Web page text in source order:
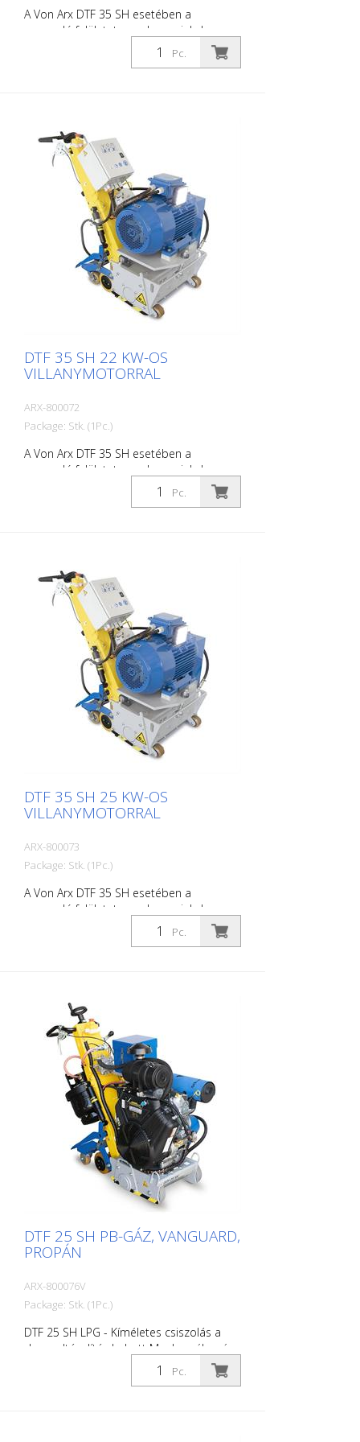
A Von Arx DTF 35 SH esetében a
marandó felületet nem lecsapjuk, hanem
gondosan lecsiszoljuk. Ezáltal a gép
simán jár és egyenletesen finom marási
anyagot. Áramellátás: 3 x 400 V, 50 HZ
Vágási szélesség: 35 cm Távolság a faltól:
10,7 cm Vágási mélység: 25 mm-ig
Teljesítmény: teljesítmény: 15 kW Szállítás
marószerszámok, dobok stb. nélkül.
Pc.
DTF 35 SH 22 KW-OS
VILLANYMOTORRAL
ARX-800072
Package: Stk. (1Pc.)
A Von Arx DTF 35 SH esetében a
marandó felületet nem lecsapjuk, hanem
gondosan lecsiszoljuk. Ezáltal a gép
simán jár és egyenletesen finom marási
anyagot. Áramellátás: 3 x 400 V, 50 HZ
Vágási szélesség: 35 cm Távolság a faltól:
10,7 cm Vágási mélység: 25 mm-ig
Teljesítmény: teljesítmény: 22 kW Szállítás
marószerszámok, dobok stb. nélkül.
Pc.
DTF 35 SH 25 KW-OS
VILLANYMOTORRAL
ARX-800073
Package: Stk. (1Pc.)
A Von Arx DTF 35 SH esetében a
marandó felületet nem lecsapjuk, hanem
gondosan lecsiszoljuk. Ezáltal a gép
simán jár és egyenletesen finom marási
milliméteres pontossággal távolítja el az
anyagot. Áramellátás: 3 x 480 V, 60 HZ
Vágási szélesség: 35 cm Távolság a faltól:
10,7 cm Vágási mélység: 25 mm-ig
Teljesítmény: teljesítmény: 25 kW Szállítás
marószerszámok, dobok stb. nélkül.
Pc.
DTF 25 SH PB-GÁZ, VANGUARD,
PROPÁN
ARX-800076V
Package: Stk. (1Pc.)
DTF 25 SH LPG - Kíméletes csiszolás a
durva eltávolítás helyett Munkaszélesség:
250 mm A DTF 25 SH LPG-t kifejezetten a
felületek kíméletes eltávolítására
Pc.